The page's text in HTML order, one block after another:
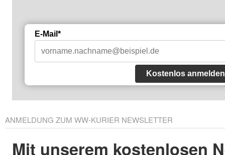
E-Mail*
Kostenlos anmelden
ANMELDUNG ZUM WW-KURIER NEWSLETTER
Mit unserem kostenlosen